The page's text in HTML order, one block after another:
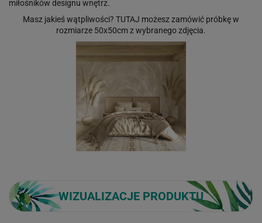
miłośników designu wnętrz.
Masz jakieś wątpliwości? TUTAJ możesz zamówić próbkę w
rozmiarze 50x50cm z wybranego zdjęcia.
WIZUALIZACJE PRODUKTU